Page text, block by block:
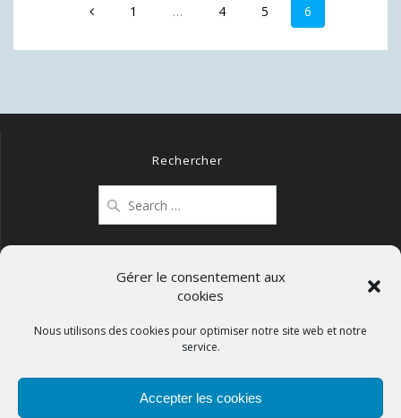
Gérer le consentement aux
cookies
Nous utilisons des cookies pour optimiser notre site web et notre
service.
Accepter les cookies
navigationPage
1 … Page
4 Page
5 Page
6
Rechercher
for:
Mentions légales
Politique de confidentialité
Politique de cookies (UE)